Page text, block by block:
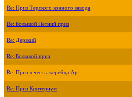
Re: Приз Терского конного завода
Re: Большой Летний приз
Re: Дерзкий
Re: Большой приз
Re: Приз в честь жеребца Арт
Re: Приз Критериум